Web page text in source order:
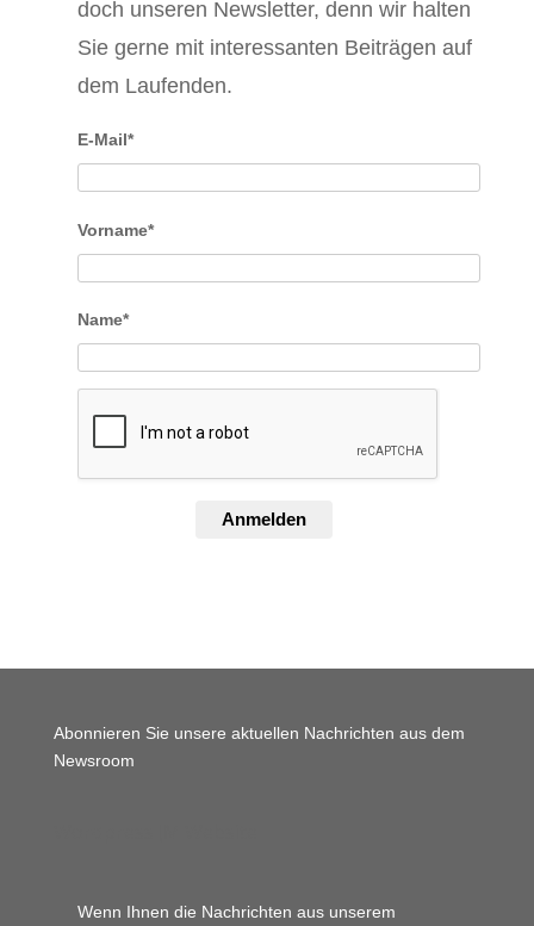
doch unseren Newsletter, denn wir halten
Sie gerne mit interessanten Beiträgen auf
dem Laufenden.
E-Mail*
Vorname*
Name*
Anmelden
Abonnieren Sie unsere aktuellen Nachrichten aus dem
Newsroom
Wenn Ihnen die Nachrichten aus unserem